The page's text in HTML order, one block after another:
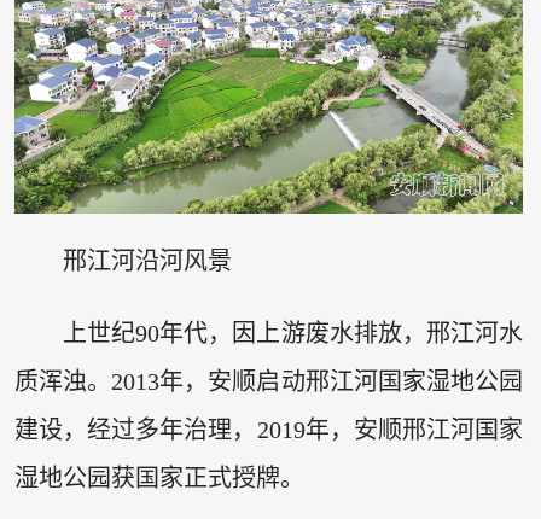
邢江河沿河风景
上世纪90年代，因上游废水排放，邢江河水
质浑浊。2013年，安顺启动邢江河国家湿地公园
建设，经过多年治理，2019年，安顺邢江河国家
湿地公园获国家正式授牌。